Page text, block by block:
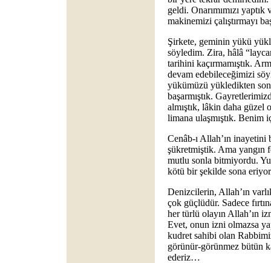
geldi. Onarımımızı
makinemizi çalıştırmayı
Şirkete, geminin yükü
söyledim. Zira, hâlâ
tarihini kaçırmamıştık.
devam edebileceğimizi
yükümüzü yükledikten
başarmıştık.
almıştık, lâkin daha güzel
limana ulaşmıştık.
Cenâb-ı Allah’ın
şükretmiştik. Ama yangın
mutlu sonla bitmiyordu.
kötü bir şekilde sona
Denizcilerin, Allah’ın
çok güçlüdür. Sadece
her türlü olayın Allah’ın
Evet, onun izni olmazsa
kudret sahibi olan
görünür-görünmez bütün
ederiz…